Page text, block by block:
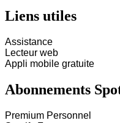
Liens utiles
Assistance
Lecteur web
Appli mobile gratuite
Abonnements
Premium Personnel